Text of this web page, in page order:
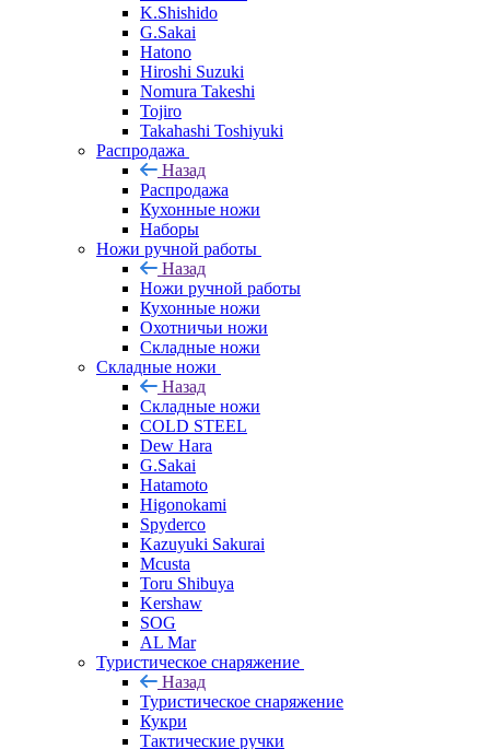
K.Shishido
G.Sakai
Hatono
Hiroshi Suzuki
Nomura Takeshi
Tojiro
Takahashi Toshiyuki
Распродажа
Назад
Распродажа
Кухонные ножи
Наборы
Ножи ручной работы
Назад
Ножи ручной работы
Кухонные ножи
Охотничьи ножи
Складные ножи
Складные ножи
Назад
Складные ножи
COLD STEEL
Dew Hara
G.Sakai
Hatamoto
Higonokami
Spyderco
Kazuyuki Sakurai
Mcusta
Toru Shibuya
Kershaw
SOG
AL Mar
Туристическое снаряжение
Назад
Туристическое снаряжение
Кукри
Тактические ручки